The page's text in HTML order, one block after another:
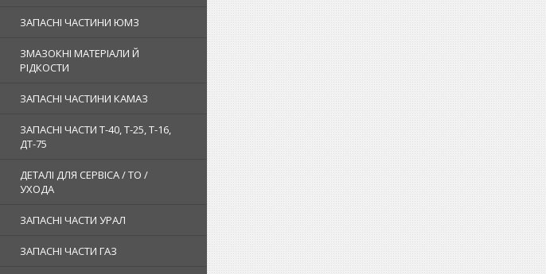
ЗАПАСНІ ЧАСТИНИ ЮМЗ
ЗМАЗОКНІ МАТЕРІАЛИ Й
РІДКОСТИ
ЗАПАСНІ ЧАСТИНИ КАМАЗ
ЗАПАСНІ ЧАСТИ Т-40, Т-25, Т-16,
ДТ-75
ДЕТАЛІ ДЛЯ СЕРВІСА / ТО /
УХОДА
ЗАПАСНІ ЧАСТИ УРАЛ
ЗАПАСНІ ЧАСТИ ГАЗ